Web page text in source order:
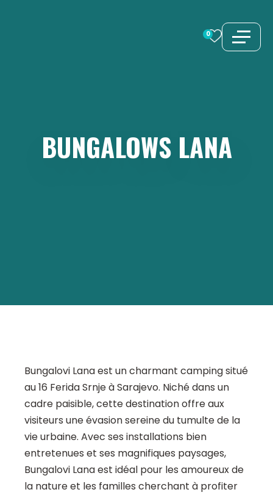
0
BUNGALOWS LANA
Bungalovi Lana est un charmant camping situé
au 16 Ferida Srnje à Sarajevo. Niché dans un
cadre paisible, cette destination offre aux
visiteurs une évasion sereine du tumulte de la
vie urbaine. Avec ses installations bien
entretenues et ses magnifiques paysages,
Bungalovi Lana est idéal pour les amoureux de
la nature et les familles cherchant à profiter